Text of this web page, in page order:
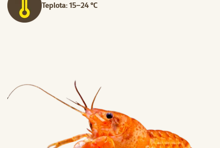
Teplota: 15–24 °C